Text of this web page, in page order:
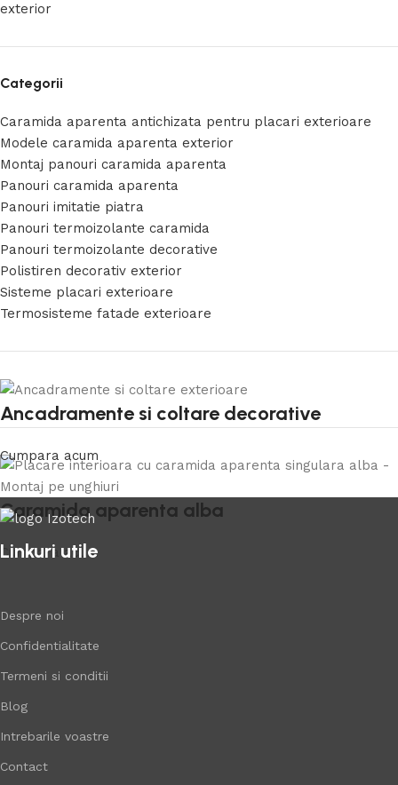
exterior
Categorii
Caramida aparenta antichizata pentru placari exterioare
Modele caramida aparenta exterior
Montaj panouri caramida aparenta
Panouri caramida aparenta
Panouri imitatie piatra
Panouri termoizolante caramida
Panouri termoizolante decorative
Polistiren decorativ exterior
Sisteme placari exterioare
Termosisteme fatade exterioare
Ancadramente si coltare decorative
Cumpara acum
Caramida aparenta alba
Cumpara acum
Linkuri utile
Despre noi
Confidentialitate
Termeni si conditii
Blog
Intrebarile voastre
Contact